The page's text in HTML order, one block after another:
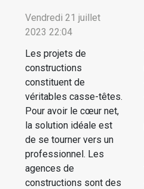
Vendredi 21 juillet
2023 22:04
Les projets de
constructions
constituent de
véritables casse-têtes.
Pour avoir le cœur net,
la solution idéale est
de se tourner vers un
professionnel. Les
agences de
constructions sont des